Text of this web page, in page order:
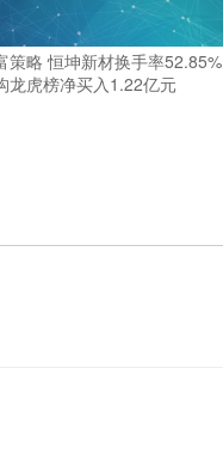
策略 恒坤新材换手率52.85%
龙虎榜净买入1.22亿元